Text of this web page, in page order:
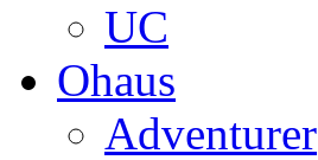
UC
Ohaus
Adventurer